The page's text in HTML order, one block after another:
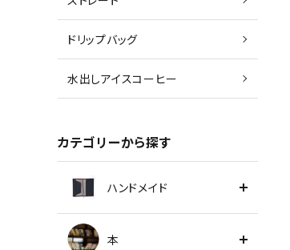
ドリップバッグ
水出しアイスコーヒー
カテゴリーから探す
ハンドメイド
本